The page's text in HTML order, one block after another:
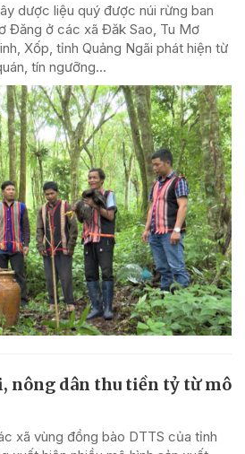
dược liệu quý được núi rừng ban
Đăng ở các xã Đăk Sao, Tu Mơ
Xốp, tỉnh Quảng Ngãi phát hiện từ
tín ngưỡng...
nông dân thu tiền tỷ từ mô
xã vùng đồng bào DTTS của tỉnh